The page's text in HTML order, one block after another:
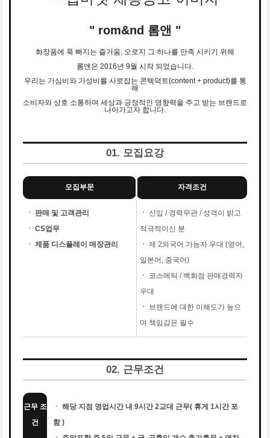
" rom&nd 롬앤 "
화장품에 푹 빠지는 즐거움, 오로지 그 하나를 만족 시키기 위해
롬앤은 2016년 9월 시작 되었습니다.
우리는 가심비와 가성비를 사로잡는 콘텍덕트(content + product)를 통
해
소비자와 상호 소통하며 세상과 긍정적인 영향력을 주고 받는 브랜드로
나아가고자 합니다.
01. 모집요강
모집부문 자격조건
ㆍ 판매 및 고객관리
ㆍ CS업무
ㆍ 제품 디스플레이 매장관리
ㆍ
신입 / 경력무관 / 성격이 밝고
적극적이신 분
ㆍ 제 2외국어 가능자 우대 (영어,
일본어, 중국어)
ㆍ
코스메틱 / 백화점 판매경력자
우대
ㆍ
브랜드에 대한 이해도가 높으
며 책임감은 필수
02. 근무조건
근무 조
건
ㆍ 해당 지점 영업시간 내 9시간 2교대 근무( 휴게 1시간 포
함 )